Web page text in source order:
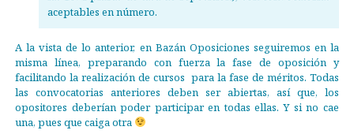
aceptables en número.
A la vista de lo anterior, en Bazán Oposiciones seguiremos en la
misma línea, preparando con fuerza la fase de oposición y
facilitando la realización de cursos para la fase de méritos. Todas
las convocatorias anteriores deben ser abiertas, así que, los
opositores deberían poder participar en todas ellas. Y si no cae
una, pues que caiga otra